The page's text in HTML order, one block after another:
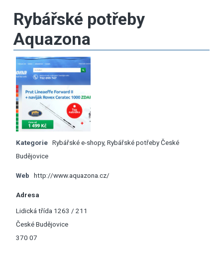
Rybářské potřeby
Aquazona
Kategorie Rybářské e-shopy, Rybářské potřeby České
Budějovice
Web http://www.aquazona.cz/
Adresa
Lidická třída 1263 / 211
České Budějovice
370 07